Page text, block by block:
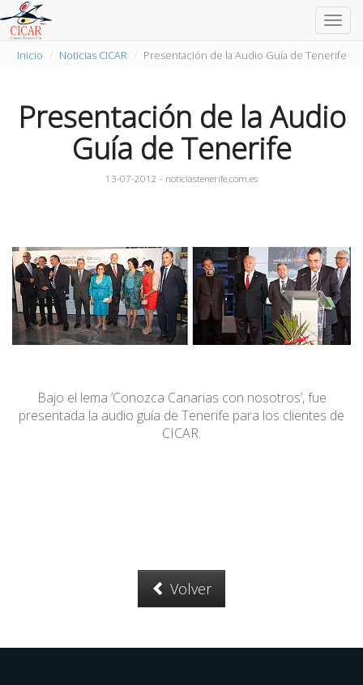
Inicio Noticias CICAR Presentación de la Audio Guía de Tenerife
Presentación de la Audio
Guía de Tenerife
13-07-2012 - noticiastenerife.com.es
Bajo el lema ‘Conozca Canarias con nosotros’, fue
presentada la audio guía de Tenerife para los clientes de
CICAR.
Volver